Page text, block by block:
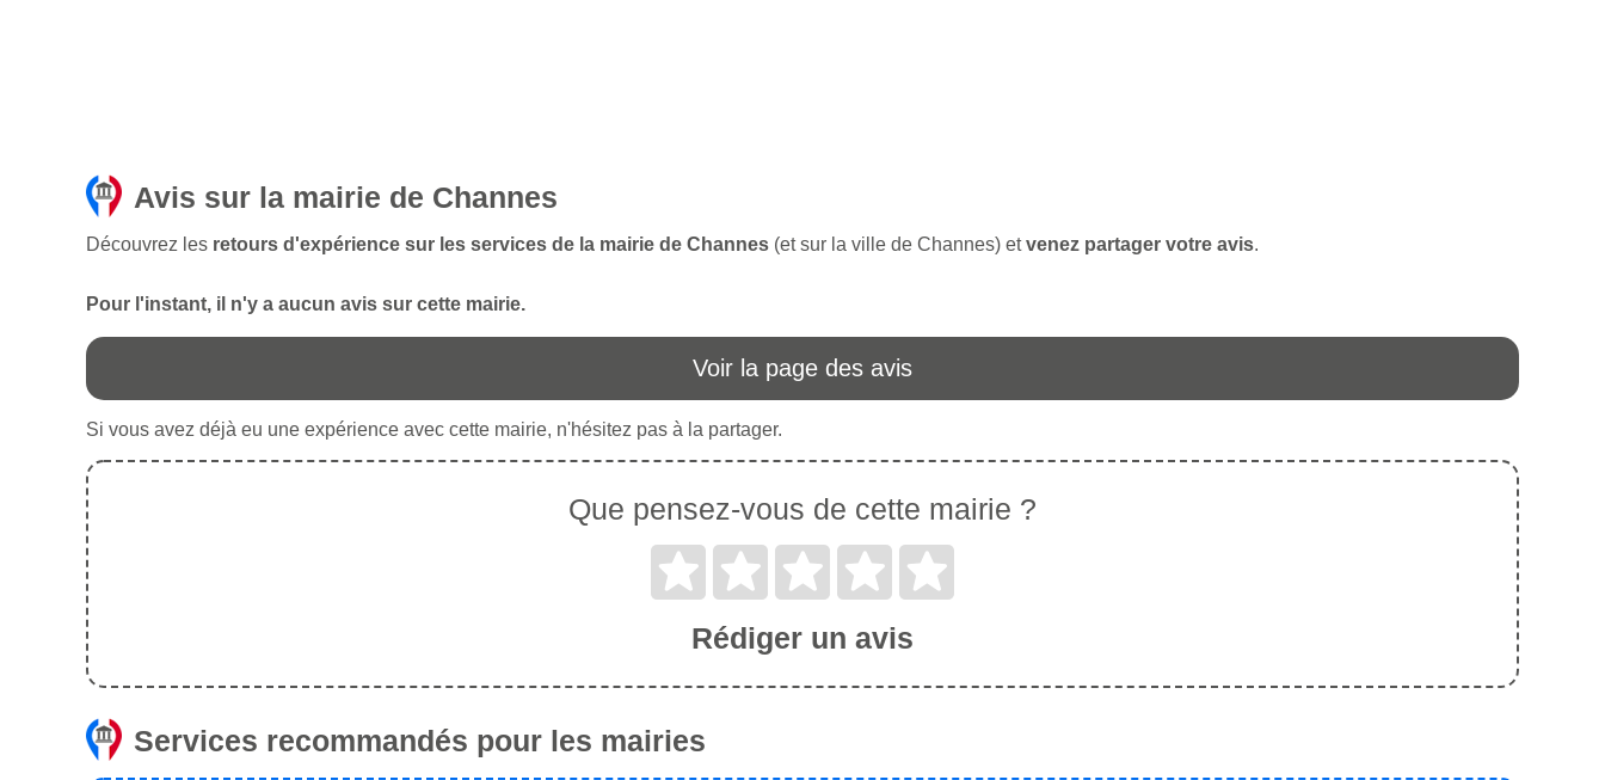
Avis sur la mairie de Channes
Découvrez les retours d'expérience sur les services de la mairie de Channes (et sur la ville de Channes) etvenez partager votre avis.
Pour l'instant, il n'y a aucun avis sur cette mairie.
Voir la page des avis
Si vous avez déjà eu une expérience avec cette mairie, n'hésitez pas à la partager.
Que pensez-vous de cette mairie ?
Rédiger un avis
Services recommandés pour les mairies